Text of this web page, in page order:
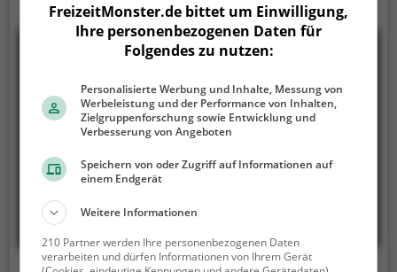
FreizeitMonster.de bittet um Einwilligung,
Ihre personenbezogenen Daten für
Folgendes zu nutzen:
Personalisierte Werbung und Inhalte, Messung von
Werbeleistung und der Performance von Inhalten,
Zielgruppenforschung sowie Entwicklung und
Verbesserung von Angeboten
Speichern von oder Zugriff auf Informationen auf
einem Endgerät
Weitere Informationen
210 Partner werden Ihre personenbezogenen Daten
verarbeiten und dürfen Informationen von Ihrem Gerät